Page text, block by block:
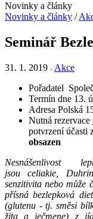
Novinky a články
Novinky a články /
Seminář
31. 1. 2019
Akce
Pořadatel
Termín dne 13.
Adresa Polská
Nutná rezervace
potvrzení účasti
obsazen
Nesnášenlivost
jsou celiakie,
senzitivita nebo může
přísná bezlepková
(glutenu - tj. směsi
žita a ječmene) z